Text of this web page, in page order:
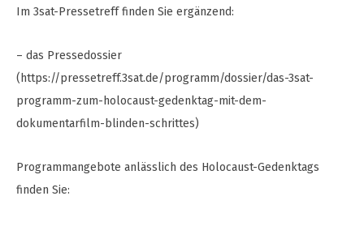
Im 3sat-Pressetreff finden Sie ergänzend:
– das Pressedossier
(https://pressetreff.3sat.de/programm/dossier/das-3sat-
programm-zum-holocaust-gedenktag-mit-dem-
dokumentarfilm-blinden-schrittes)
Programmangebote anlässlich des Holocaust-Gedenktags
finden Sie: